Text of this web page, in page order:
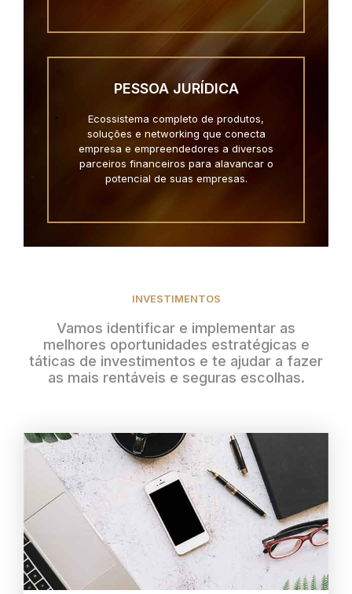
PESSOA JURÍDICA
Ecossistema completo de produtos,
soluções e networking que conecta
empresa e empreendedores a diversos
parceiros financeiros para alavancar o
potencial de suas empresas.
INVESTIMENTOS
Vamos identificar e implementar as
melhores oportunidades estratégicas e
táticas de investimentos e te ajudar a fazer
as mais rentáveis e seguras escolhas.